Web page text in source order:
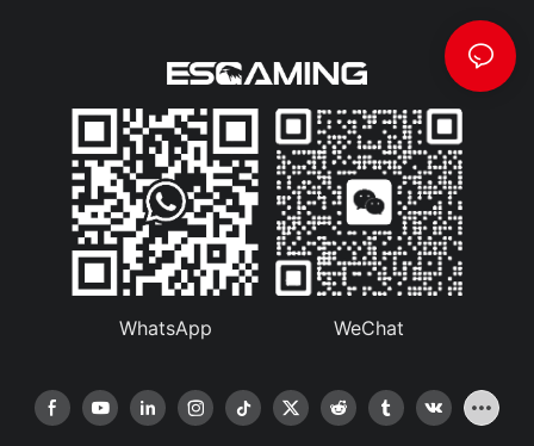
WhatsApp WeChat